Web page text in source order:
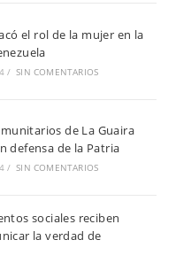
el rol de la mujer en la
/ SIN COMENTARIOS
de La Guaira
defensa de la Patria
/ SIN COMENTARIOS
sociales reciben
la verdad de